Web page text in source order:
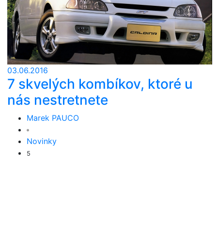
03.06.2016
7 skvelých kombíkov, ktoré u
nás nestretnete
Marek PAUCO
Novinky
5